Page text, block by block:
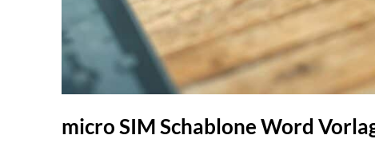
micro SIM Schablone Word